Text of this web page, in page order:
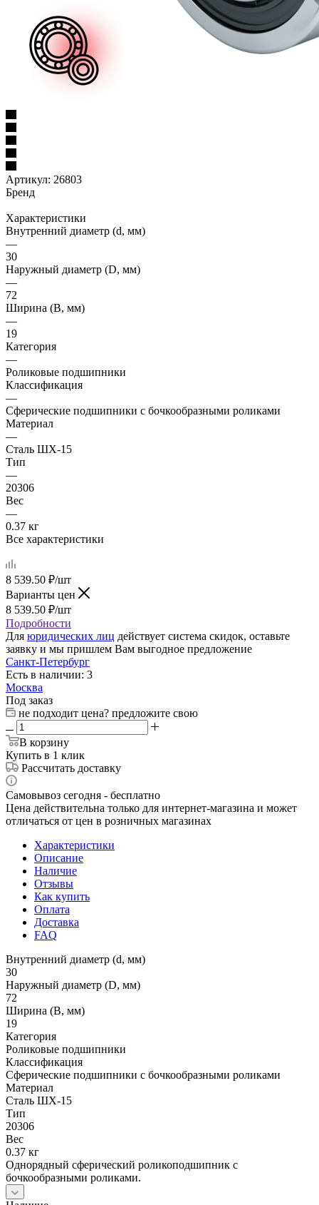
Артикул: 26803
Бренд
Характеристики
Внутренний диаметр (d, мм)
—
30
Наружный диаметр (D, мм)
—
72
Ширина (B, мм)
—
19
Категория
—
Роликовые подшипники
Классификация
—
Сферические подшипники с бочкообразными роликами
Материал
—
Сталь ШХ-15
Тип
—
20306
Вес
—
0.37 кг
Все характеристики
8 539.50 ₽/шт
Варианты цен
8 539.50 ₽/шт
Подробности
Для юридических лиц действует система скидок, оставьте
заявку и мы пришлем Вам выгодное предложение
Санкт-Петербург
Есть в наличии: 3
Москва
Под заказ
не подходит цена? предложите свою
В корзину
Купить в 1 клик
Рассчитать доставку
Самовывоз сегодня - бесплатно
Цена действительна только для интернет-магазина и может
отличаться от цен в розничных магазинах
Характеристики
Описание
Наличие
Отзывы
Как купить
Оплата
Доставка
FAQ
Внутренний диаметр (d, мм)
30
Наружный диаметр (D, мм)
72
Ширина (B, мм)
19
Категория
Роликовые подшипники
Классификация
Сферические подшипники с бочкообразными роликами
Материал
Сталь ШХ-15
Тип
20306
Вес
0.37 кг
Однорядный сферический роликоподшипник с
бочкообразными роликами.